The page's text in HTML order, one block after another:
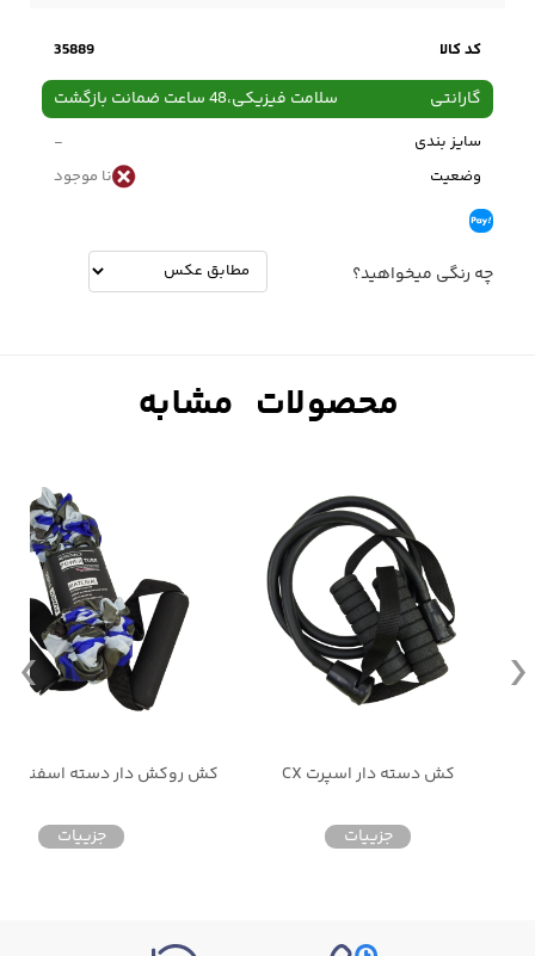
کد کالا 35889
گارانتی سلامت فیزیکی،48 ساعت ضمانت بازگشت
سایز بندی
-
وضعیت
نا موجود
چه رنگی میخواهید؟
کش دسته دار اسپرت CX
جزییات جزییات